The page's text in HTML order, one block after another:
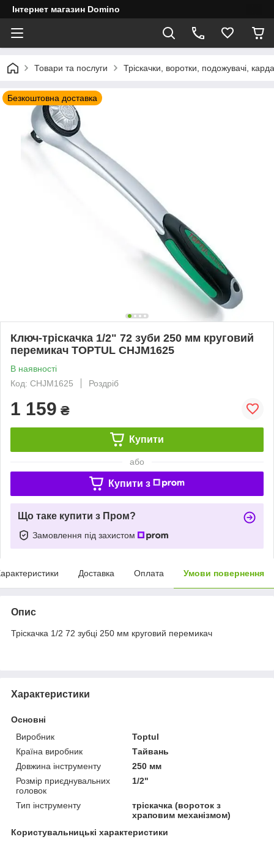
Інтернет магазин Domino
Товари та послуги Тріскачки, воротки, подожувачі,
Безкоштовна доставка
Ключ-тріскачка 1/2" 72 зуби 250 мм круговий
перемикач TOPTUL CHJM1625
В наявності
Код: CHJM1625
Роздріб
1 159 ₴
Купити
або
Купити з
Що таке купити з Пром?
Замовлення під захистом
Доставка Оплата Умови повернення
Опис
Тріскачка 1/2 72 зубці 250 мм круговий перемикач
Характеристики
Основні
Виробник
Toptul
Країна виробник
Тайвань
Довжина інструменту
250 мм
Розмір приєднувальних
головок
1/2"
Тип інструменту
тріскачка (вороток з
храповим механізмом)
Користувальницькі характеристики